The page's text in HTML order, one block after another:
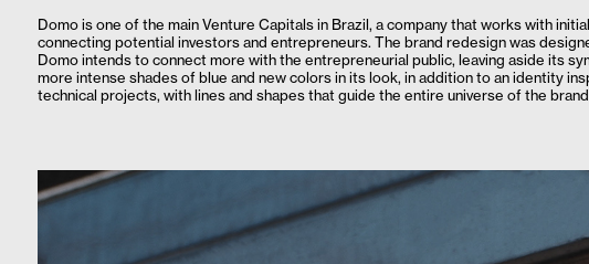
Domo is one of the main Venture Capitals in Brazil, a company that works with
connecting potential investors and entrepreneurs. The brand redesign was
Domo intends to connect more with the entrepreneurial public, leaving aside its
more intense shades of blue and new colors in its look, in addition to an identity
technical projects, with lines and shapes that guide the entire universe of the